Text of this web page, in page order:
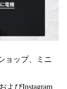
ョップ、ミニ
よびInstagram